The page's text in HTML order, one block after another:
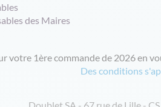
des Maires
votre 1ère commande de 2026 en
Des conditions